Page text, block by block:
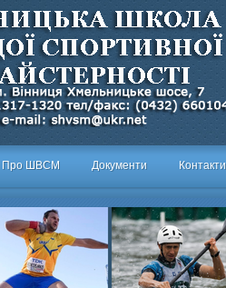
Про ШВСМ Документи Контакти